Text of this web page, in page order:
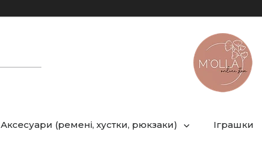
Аксесуари (ремені, хустки, рюкзаки) Іграшки